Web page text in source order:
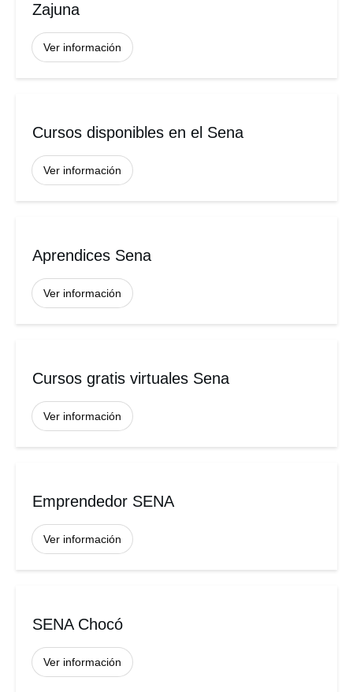
Zajuna
Ver información
Cursos disponibles en el Sena
Ver información
Aprendices Sena
Ver información
Cursos gratis virtuales Sena
Ver información
Emprendedor SENA
Ver información
SENA Chocó
Ver información